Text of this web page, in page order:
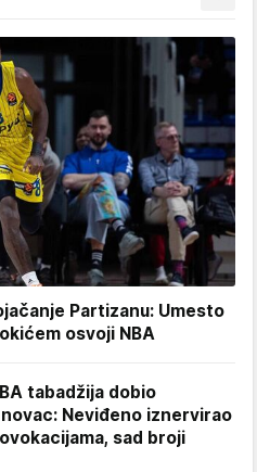
Partizanu: Umesto
osvoji NBA
tabadžija dobio
Neviđeno iznervirao
sad broji